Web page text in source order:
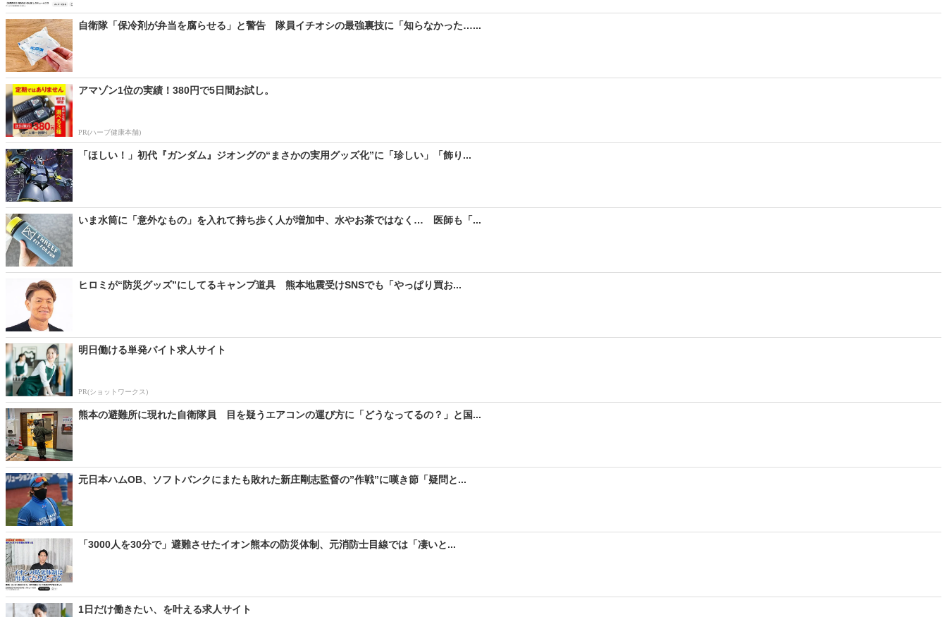
自衛隊「保冷剤が弁当を腐らせる」と警告 隊員イチオシの最強裏技に「知らなかった…...
アマゾン1位の実績！380円で5日間お試し。
PR(ハーブ健康本舗)
「ほしい！」初代『ガンダム』ジオングの“まさかの実用グッズ化”に「珍しい」「飾り...
いま水筒に「意外なもの」を入れて持ち歩く人が増加中、水やお茶ではなく… 医師も「...
ヒロミが“防災グッズ”にしてるキャンプ道具 熊本地震受けSNSでも「やっぱり買お...
明日働ける単発バイト求人サイト
PR(ショットワークス)
熊本の避難所に現れた自衛隊員 目を疑うエアコンの運び方に「どうなってるの？」と国...
元日本ハムOB、ソフトバンクにまたも敗れた新庄剛志監督の”作戦”に嘆き節「疑問と...
「3000人を30分で」避難させたイオン熊本の防災体制、元消防士目線では「凄いと...
1日だけ働きたい、を叶える求人サイト